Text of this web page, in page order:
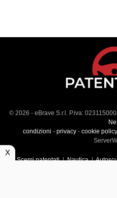
© 2026 - eBrave S.r.l. P.iva:
condizioni - privacy- cookie policy
Scemi patentati|Nautica|
X